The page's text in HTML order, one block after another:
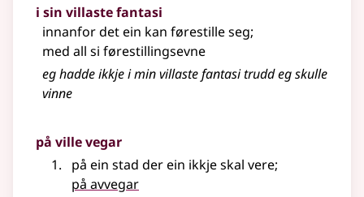
i sin villaste fantasi
innanfor det ein kan førestille seg;
med all si førestillingsevne
eg hadde ikkje i min villaste fantasi trudd eg skulle
vinne
på ville vegar
på ein stad der ein ikkje skal vere;
på avvegar